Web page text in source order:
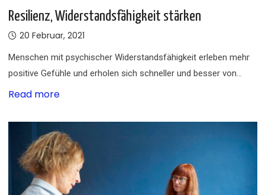
Resilienz, Widerstandsfähigkeit stärken
20 Februar, 2021
Menschen mit psychischer Widerstandsfähigkeit erleben mehr
positive Gefühle und erholen sich schneller und besser von…
Read more